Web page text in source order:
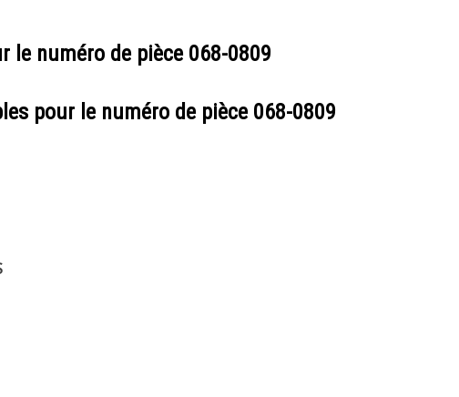
le numéro de pièce 068-0809
pour le numéro de pièce 068-0809